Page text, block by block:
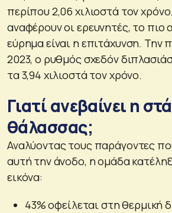
περίπου 2,06 χιλιοστά τον
αναφέρουν οι ερευνητές, το πιο
εύρημα είναι η επιτάχυνση. Την
2023, ο ρυθμός σχεδόν
τα 3,94 χιλιοστά τον χρόνο.
Γιατί ανεβαίνει η
θάλασσας;
Αναλύοντας τους παράγοντες
αυτή την άνοδο, η ομάδα
εικόνα:
43% οφείλεται στη θερμική